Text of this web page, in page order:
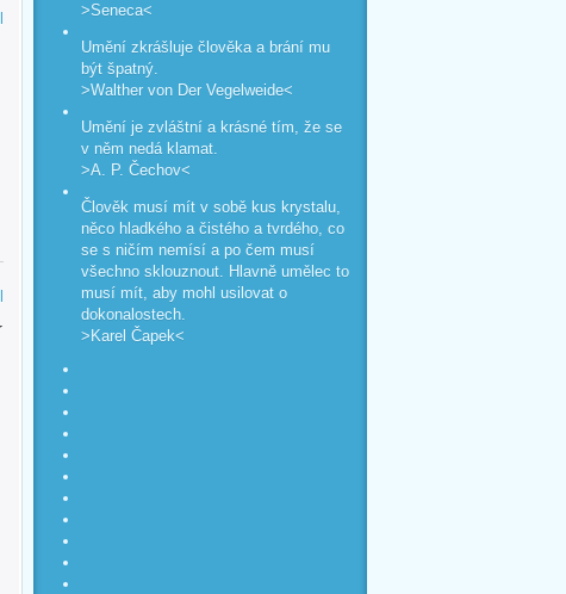
>Seneca<
Umění zkrášluje člověka a brání mu
být špatný.
>Walther von Der Vegelweide<
Umění je zvláštní a krásné tím, že se
v něm nedá klamat.
>A. P. Čechov<
Člověk musí mít v sobě kus krystalu,
něco hladkého a čistého a tvrdého, co
se s ničím nemísí a po čem musí
všechno sklouznout. Hlavně umělec to
musí mít, aby mohl usilovat o
dokonalostech.
>Karel Čapek<